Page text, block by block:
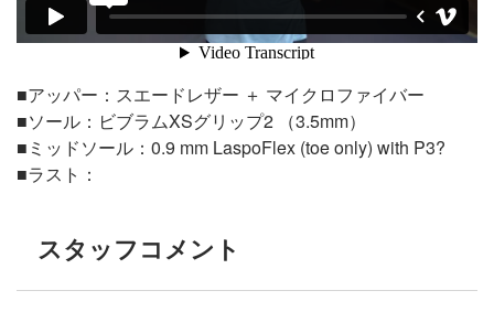
■アッパー：スエードレザー ＋ マイクロファイバー
■ソール：ビブラムXSグリップ2 （3.5mm）
■ミッドソール：0.9 mm LaspoFlex (toe only) with P3?
■ラスト：
スタッフコメント